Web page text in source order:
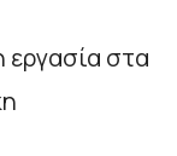
εργασία στα